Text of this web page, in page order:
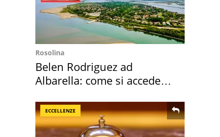
Rosolina
Belen Rodriguez ad
Albarella: come si accede
ECCELLENZE